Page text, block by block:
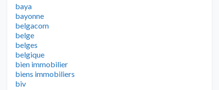
baya
bayonne
belgacom
belge
belges
belgique
bien immobilier
biens immobiliers
biv